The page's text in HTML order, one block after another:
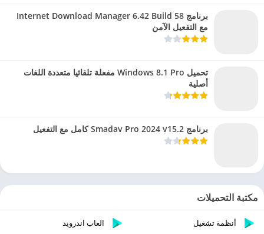
برنامج Internet Download Manager 6.42 Build 58
مع التفعيل الآمن
تحميل Windows 8.1 Pro مفعلة تلقائيا متعددة اللغات
أصلية
برنامج Smadav Pro 2024 v15.2 كامل مع التفعيل
مكتبة التحميلات
أنظمة تشغيل العاب اندرويد